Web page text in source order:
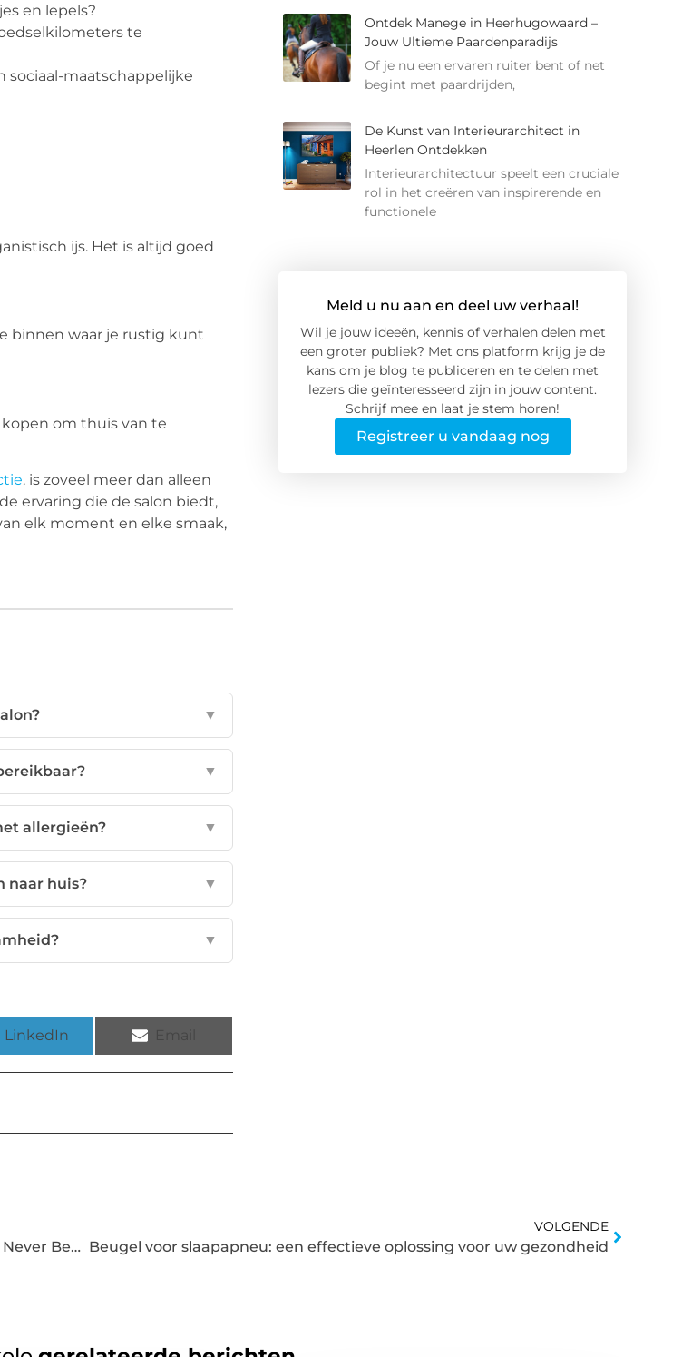
en lepels?
te
sociaal-maatschappelijke
ijs. Het is altijd goed
binnen waar je rustig kunt
om thuis van te
. is zoveel meer dan alleen
ervaring die de salon biedt,
elk moment en elke smaak,
▼
▼
allergieën? ▼
naar huis? ▼
▼
LinkedIn
Ontdek Manege in Heerhugowaard –
Jouw Ultieme Paardenparadijs
Of je nu een ervaren ruiter bent of net
begint met paardrijden,
De Kunst van Interieurarchitect in
Heerlen Ontdekken
Interieurarchitectuur speelt een cruciale
rol in het creëren van inspirerende en
functionele
Meld u nu aan en deel uw verhaal!
Wil je jouw ideeën, kennis of verhalen delen met
een groter publiek? Met ons platform krijg je de
kans om je blog te publiceren en te delen met
lezers die geïnteresseerd zijn in jouw content.
Schrijf mee en laat je stem horen!
Registreer u vandaag nog
Haarlem's Hidden Gem Experience Bed and Breakfasts Like Never Before
VOLGENDE
Beugel voor slaapapneu: een effectieve oplossing voor uw gezondheid